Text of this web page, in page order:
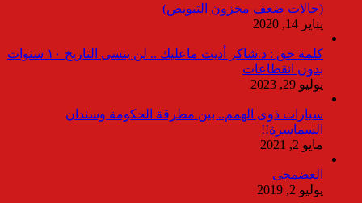
(حالات ضعف مخزون التبويض)
يناير 14, 2020
كلمة حق : د.شاكر أديت ماعليك .. لن ينسى التاريخ ١٠ سنوات
بدون انقطاعات
يوليو 29, 2023
سيارات ذوى الهمم.. بين مطرقة الحكومة وسندان
السماسرة!!
مايو 2, 2021
العضمجى
يوليو 2, 2019